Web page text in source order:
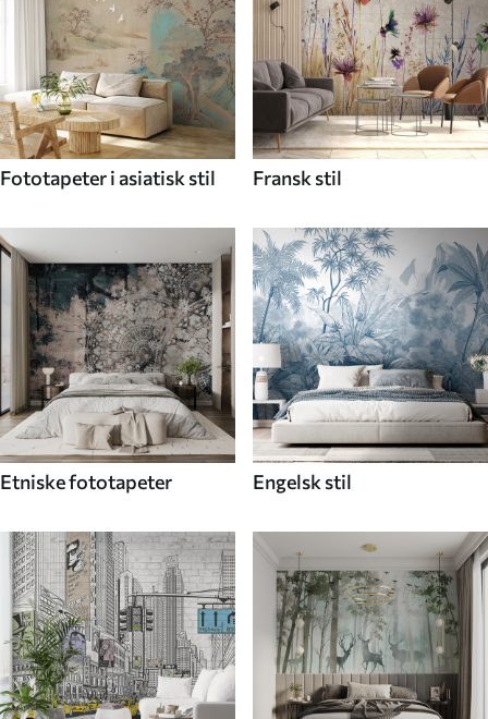
Fototapeter i asiatisk stil Fransk stil
Etniske fototapeter Engelsk stil